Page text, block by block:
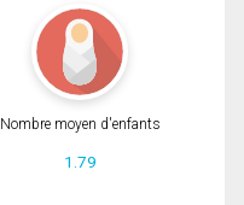
Nombre moyen d'enfants
1.79